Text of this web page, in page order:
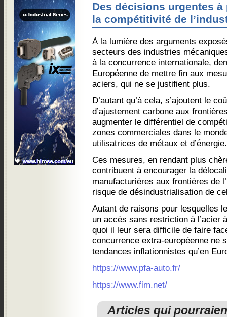
Des décisions urgentes
la compétitivité de
À la lumière des arguments
secteurs des industries
à la concurrence internationale,
Européenne de mettre fin aux
aciers, qui ne se justifient plus.
D’autant qu’à cela, s’ajoutent le
d’ajustement carbone aux
augmenter le différentiel de
zones commerciales dans le
utilisatrices de métaux et d’énergie.
Ces mesures, en rendant plus
contribuent à encourager la
manufacturières aux frontières de
risque de désindustrialisation de
Autant de raisons pour lesquelles
un accès sans restriction à l’acier
quoi il leur sera difficile de faire
concurrence extra-européenne ne
tendances inflationnistes qu’en
https://www.pfa-auto.fr/
https://www.fim.net/
Articles qui